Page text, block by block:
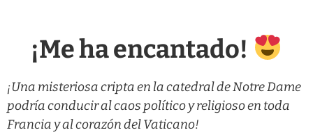
¡Me ha encantado!
¡Una misteriosa cripta en la catedral de Notre Dame
podría conducir al caos político y religioso en toda
Francia y al corazón del Vaticano!